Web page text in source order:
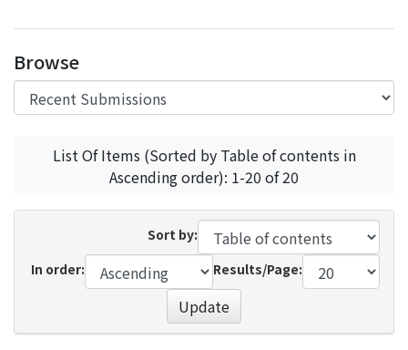
Browse
List Of Items (Sorted by Table of contents in
Ascending order): 1-20 of 20
Sort by:
In order:
Results/Page:
Update